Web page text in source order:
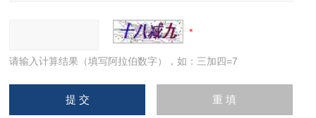
请输入计算结果（填写阿拉伯数字），如：三加四=7